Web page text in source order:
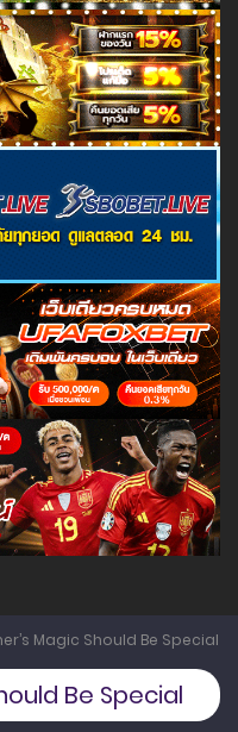
Magic Should Be Special
Be Special